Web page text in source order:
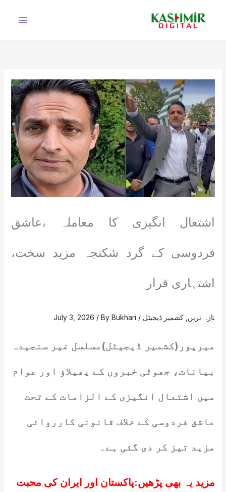
اشتعال انگیزی کا معاملہ ،عاشق
فردوسی کے گرد شکنجہ مزید سخت،
اشتہاری قرار
تازہ ترین کشمیر ڈیجیٹل /
July 3, 2026 / ByBukhari
میرپور(کشمیر ڈیجیٹل)مسلسل غیر سنجیدہ
بیانات، جھوٹی خبروں کے پھیلاؤ اور عوام
میں اشتعال انگیزی کے الزامات کے تحت
عاشق فردوسی کے خلاف قانونی کارروائی
مزید تیز کر دی گئی ہے۔
مزید یہ بھی پڑھیں:پاکستان اور ایران کی محبت